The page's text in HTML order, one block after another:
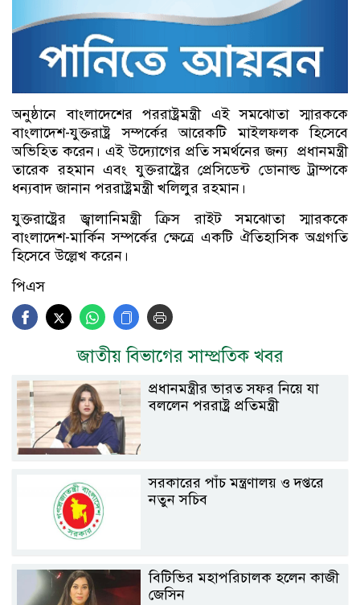
অনুষ্ঠানে বাংলাদেশের পররাষ্ট্রমন্ত্রী এই সমঝোতা স্মারককে
বাংলাদেশ-যুক্তরাষ্ট্র সম্পর্কের আরেকটি মাইলফলক হিসেবে
অভিহিত করেন। এই উদ্যোগের প্রতি সমর্থনের জন্য প্রধানমন্ত্রী
তারেক রহমান এবং যুক্তরাষ্ট্রের প্রেসিডেন্ট ডোনাল্ড ট্রাম্পকে
ধন্যবাদ জানান পররাষ্ট্রমন্ত্রী খলিলুর রহমান।
যুক্তরাষ্ট্রের জ্বালানিমন্ত্রী ক্রিস রাইট সমঝোতা স্মারককে
বাংলাদেশ-মার্কিন সম্পর্কের ক্ষেত্রে একটি ঐতিহাসিক অগ্রগতি
হিসেবে উল্লেখ করেন।
পিএস
জাতীয় বিভাগের সাম্প্রতিক খবর
প্রধানমন্ত্রীর ভারত সফর নিয়ে যা
বললেন পররাষ্ট্র প্রতিমন্ত্রী
সরকারের পাঁচ মন্ত্রণালয় ও দপ্তরে
নতুন সচিব
বিটিভির মহাপরিচালক হলেন কাজী
জেসিন